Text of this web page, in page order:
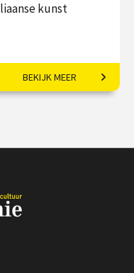
kunst
korte lessen verdeeld
10 overzichtelijke
op al je devices
3
voor je
BEKIJK MEER